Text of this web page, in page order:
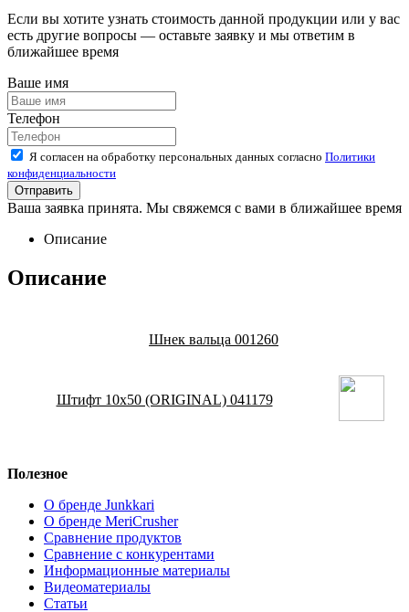
Если вы хотите узнать стоимость данной продукции или у вас
есть другие вопросы — оставьте заявку и мы ответим в
ближайшее время
Ваше имя
Телефон
Я согласен на обработку персональных данных согласно Политики
конфиденциальности
Ваша заявка принята. Мы свяжемся с вами в ближайшее время
Описание
Описание
Шнек вальца 001260
Штифт 10x50 (ORIGINAL) 041179
Полезное
О бренде Junkkari
О бренде MeriCrusher
Сравнение продуктов
Сравнение с конкурентами
Информационные материалы
Видеоматериалы
Статьи